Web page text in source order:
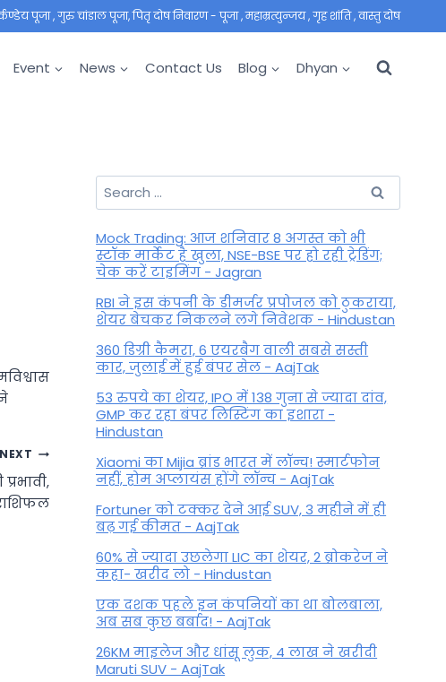
पूजा , गुरु चांडाल पूजा, पितृ दोष निवारण - पूजा , महाम्रत्युन्जय , गृह शांति , वास्तु दोष
Event News Contact Us Blog Dhyan
NEXT
Search
for:
Mock Trading: आज शनिवार 8 अगस्त को भी
स्टॉक मार्केट है खुला, NSE-BSE पर हो रही ट्रेडिंग;
चेक करें टाइमिंग - Jagran
RBI ने इस कंपनी के डीमर्जर प्रपोजल को ठुकराया,
शेयर बेचकर निकलने लगे निवेशक - Hindustan
360 डिग्री कैमरा, 6 एयरबैग वाली सबसे सस्ती
कार, जुलाई में हुई बंपर सेल - AajTak
53 रुपये का शेयर, IPO में 138 गुना से ज्यादा दांव,
GMP कर रहा बंपर लिस्टिंग का इशारा -
Hindustan
Xiaomi का Mijia ब्रांड भारत में लॉन्च! स्मार्टफोन
नहीं, होम अप्लायंस होंगे लॉन्च - AajTak
Fortuner को टक्कर देने आई SUV, 3 महीने में ही
बढ़ गई कीमत - AajTak
60% से ज्यादा उछलेगा LIC का शेयर, 2 ब्रोकरेज ने
कहा- खरीद लो - Hindustan
एक दशक पहले इन कंपनियों का था बोलबाला,
अब सब कुछ बर्बाद! - AajTak
26KM माइलेज और धांसू लुक, 4 लाख ने खरीदी
Maruti SUV - AajTak